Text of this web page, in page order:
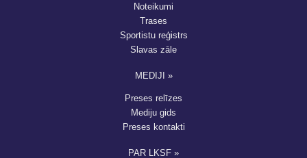
Noteikumi
Trases
Sportistu reģistrs
Slavas zāle
MEDIJI »
Preses relīzes
Mediju gids
Preses kontakti
PAR LKSF »